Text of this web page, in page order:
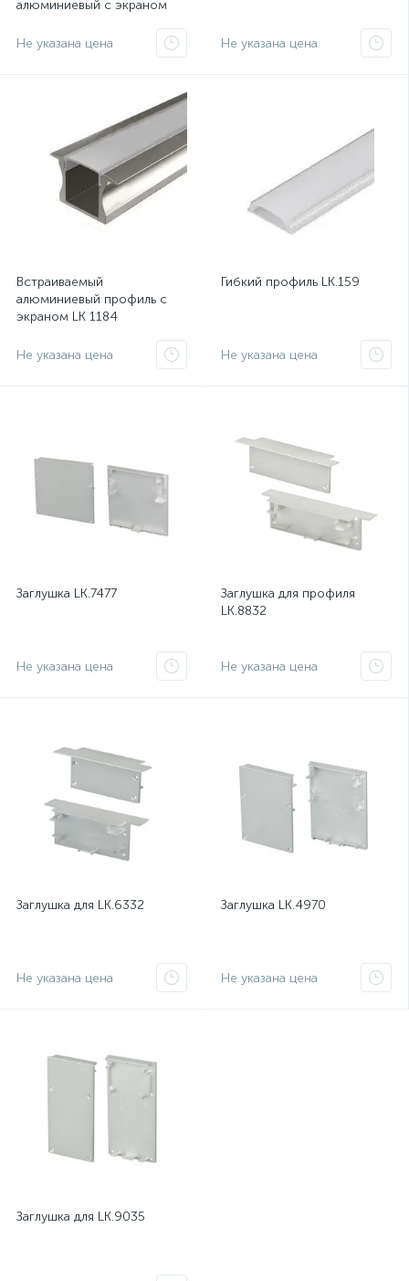
алюминиевый с экраном
Не указана цена
Не указана цена
Встраиваемый
алюминиевый профиль с
экраном LK 1184
Не указана цена
Гибкий профиль LK.159
Не указана цена
Заглушка LK.7477
Не указана цена
Заглушка для профиля
LK.8832
Не указана цена
Заглушка для LK.6332
Не указана цена
Заглушка LK.4970
Не указана цена
Заглушка для LK.9035